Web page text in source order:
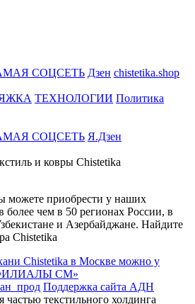
СОЦСЕТЬ Дзен chistetika.shop
ТЕХНОЛОГИИ Политика
СОЦСЕТЬ Я.Дзен
и ковры Chistetika
можете приобрести у наших
чем в 50 регионах России, в
и Азербайджане. Найдите
Chistetika
Chistetika в Москве можно у
СМ»
Поддержка сайта АДН
частью текстильного холдинга